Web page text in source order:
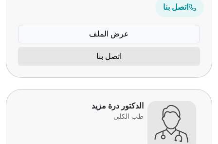
اتصل بنا
عرض الملف
اتصل بنا
الدكتور درة مزيد
طب الكلى